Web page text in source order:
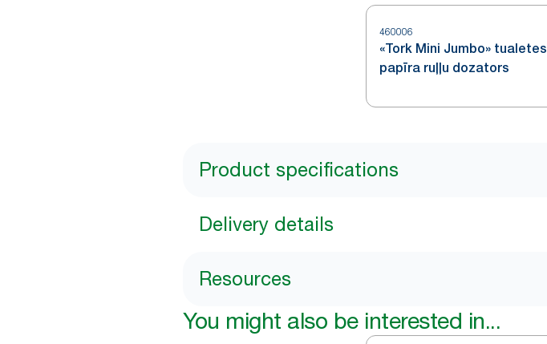
460006
«Tork Mini Jumbo» tualetes
papīra ruļļu dozators
Product specifications
Delivery details
Resources
You might also be interested in...